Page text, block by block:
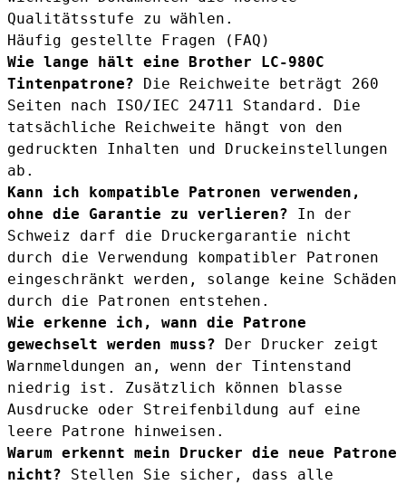
Qualitätsstufe zu wählen.
Häufig gestellte Fragen (FAQ)
Wie lange hält eine Brother LC-980C
Tintenpatrone? Die Reichweite beträgt 260
Seiten nach ISO/IEC 24711 Standard. Die
tatsächliche Reichweite hängt von den
gedruckten Inhalten und Druckeinstellungen
ab.
Kann ich kompatible Patronen verwenden,
ohne die Garantie zu verlieren? In der
Schweiz darf die Druckergarantie nicht
durch die Verwendung kompatibler Patronen
eingeschränkt werden, solange keine Schäden
durch die Patronen entstehen.
Wie erkenne ich, wann die Patrone
gewechselt werden muss? Der Drucker zeigt
Warnmeldungen an, wenn der Tintenstand
niedrig ist. Zusätzlich können blasse
Ausdrucke oder Streifenbildung auf eine
leere Patrone hinweisen.
Warum erkennt mein Drucker die neue Patrone
nicht? Stellen Sie sicher, dass alle